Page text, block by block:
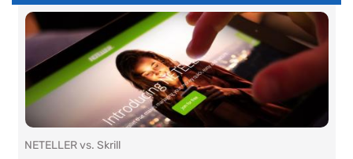
NETELLER vs. Skrill